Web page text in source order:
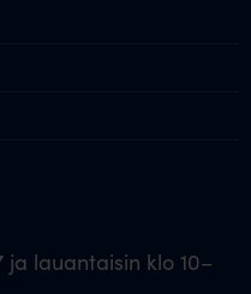
ja lauantaisin klo 10–